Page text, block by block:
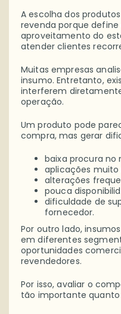
A escolha dos
revenda porque
aproveitamento do
atender clientes
Muitas empresas
insumo. Entretanto,
interferem
operação.
Um produto pode
compra, mas gerar
baixa procura no
aplicações muito
alterações
pouca
dificuldade de
fornecedor.
Por outro lado,
em diferentes
oportunidades
revendedores.
Por isso, avaliar o
tão importante quanto